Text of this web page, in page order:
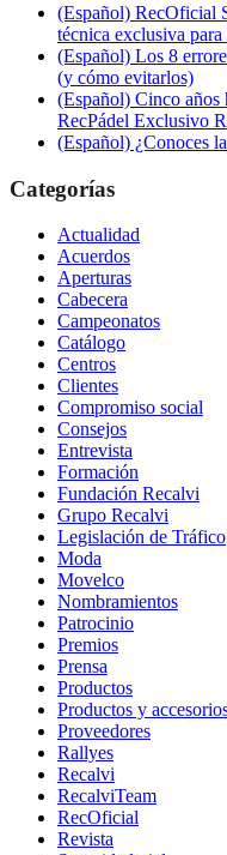
(Español) RecOficial
técnica exclusiva
(Español) Los 8
(y cómo evitarlos)
(Español) Cinco años
RecPádel Exclusivo
(Español) ¿Conoces
Categorías
Actualidad
Acuerdos
Aperturas
Cabecera
Campeonatos
Catálogo
Centros
Clientes
Compromiso social
Consejos
Entrevista
Formación
Fundación Recalvi
Grupo Recalvi
Legislación de Tráfico
Moda
Movelco
Nombramientos
Patrocinio
Premios
Prensa
Productos
Productos y
Proveedores
Rallyes
Recalvi
RecalviTeam
RecOficial
Revista